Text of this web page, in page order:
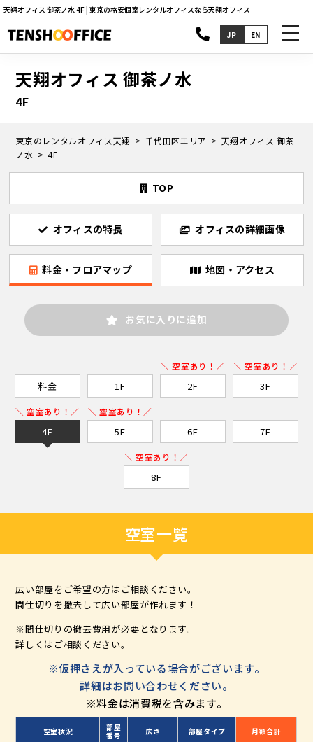
天翔オフィス 御茶ノ水 4F | 東京の格安個室レンタルオフィスなら天翔オフィス
JP EN
天翔オフィス 御茶ノ水
4F
東京のレンタルオフィス天翔 千代田区エリア
天翔オフィス 御茶
ノ水
4F
TOP
オフィスの特長 オフィスの詳細画像
料金・フロアマップ 地図・アクセス
お気に入りに追加
料金 1F
＼ 空室あり！／
2F
＼ 空室あり！／
3F
＼ 空室あり！／
4F
＼ 空室あり！／
5F 6F 7F
＼ 空室あり！／
8F
空室一覧
広い部屋をご希望の方はご相談ください。
間仕切りを撤去して広い部屋が作れます！
※間仕切りの撤去費用が必要となります。
詳しくはご相談ください。
※仮押さえが入っている場合がございます。
詳細はお問い合わせください。
※料金は消費税を含みます。
空室状況
部屋
番号
広さ 部屋タイプ 月額合計